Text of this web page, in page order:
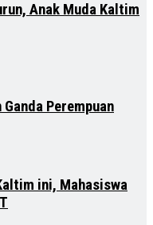
Anak Muda Kaltim
Perempuan
ini, Mahasiswa